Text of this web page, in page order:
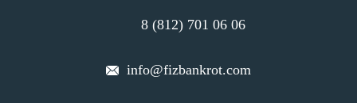
8 (812) 701 06 06
info@fizbankrot.com